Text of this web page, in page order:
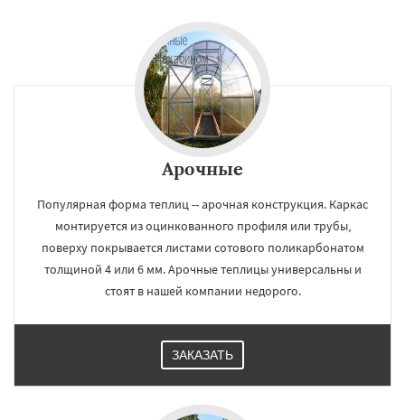
Арочные
Популярная форма теплиц -- арочная конструкция. Каркас
монтируется из оцинкованного профиля или трубы,
поверху покрывается листами сотового поликарбонатом
толщиной 4 или 6 мм. Арочные теплицы универсальны и
стоят в нашей компании недорого.
ЗАКАЗАТЬ